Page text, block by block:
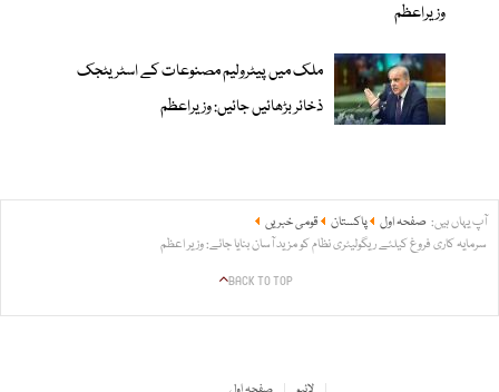
وزیراعظم
ملک میں پیٹرولیم مصنوعات کے اسٹریٹجک
ذخائر بڑھائیں جائیں: وزیراعظم
آپ یہاں ہیں: صفحہ اول پاکستان
قومی خبریں
سرمایہ کاری فروغ کیلئے ریگولیٹری نظام کو مزید آسان بنایا جائے: وزیر اعظم
BACK TO TOP